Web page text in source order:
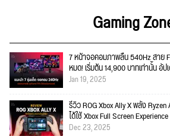
Gaming
7 หน้าจอคอมภาพลื่น 540Hz สาย
หมด! เริ่มต้น 14,900 บาทเท่านั้น อั
Jan 19, 2025
รีวิว ROG Xbox Ally X พลัง
ได้ใช้ Xbox Full Screen
Dec 23, 2025